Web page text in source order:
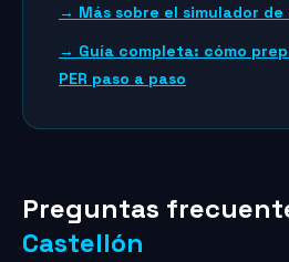
→ Más sobre el simulador
→ Guía completa: cómo
PER paso a paso
Preguntas
Castellón